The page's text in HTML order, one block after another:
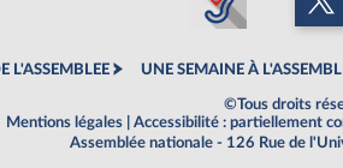
L'ASSEMBLEE UNE SEMAINE À
©Tous droits
Mentions légales
Accessibilité : partiellement
Assemblée nationale - 126 Rue de